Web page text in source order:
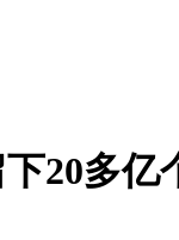
20多亿